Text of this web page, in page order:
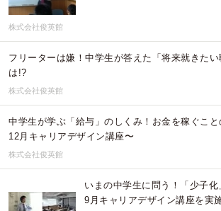
株式会社俊英館
フリーターは嫌！中学生が答えた「将来就きた
は!?
株式会社俊英館
中学生が学ぶ「給与」のしくみ！お金を稼ぐこ
12月キャリアデザイン講座〜
株式会社俊英館
いまの中学生に問う！「少子
9月キャリアデザイン講座を実